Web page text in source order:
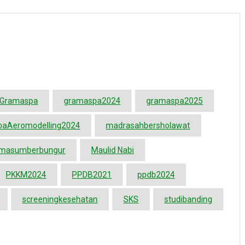
Gramaspa gramaspa2024 gramaspa2025
madrasahbersholawat
Maulid Nabi
PKKM2024 PPDB2021 ppdb2024
screeningkesehatan SKS studibanding